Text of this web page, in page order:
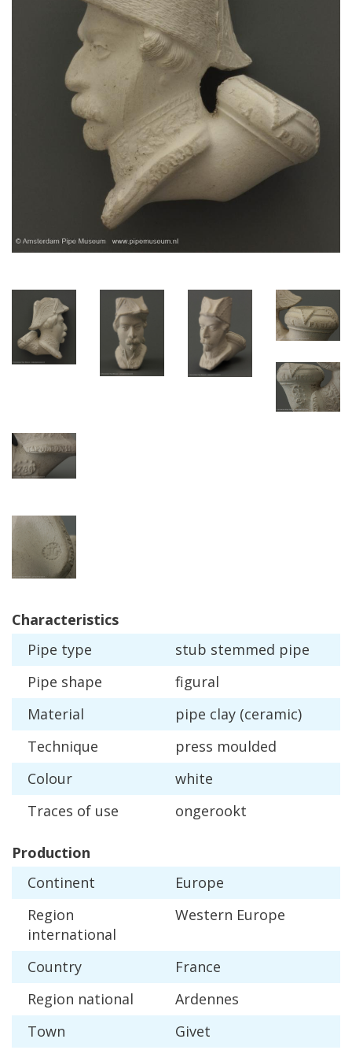
Characteristics
Pipe type stub stemmed pipe
Pipe shape
figural
Material
pipe clay (ceramic)
Technique
press moulded
Colour
white
Traces of use ongerookt
Production
Continent
Europe
Region
international
Western Europe
Country
France
Region national
Ardennes
Town
Givet